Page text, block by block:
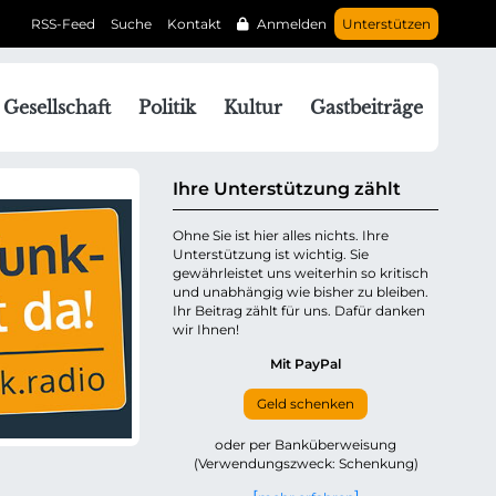
Unterstützen
Anmelden
Kontakt
Suche
RSS-Feed
Gesellschaft Politik Kultur Gastbeiträge
Ihre Unterstützung zählt
Ohne Sie ist hier alles nichts. Ihre
Unterstützung ist wichtig. Sie
gewährleistet uns weiterhin so kritisch
und unabhängig wie bisher zu bleiben.
Ihr Beitrag zählt für uns. Dafür danken
wir Ihnen!
Mit PayPal
Geld schenken
oder per Banküberweisung
(Verwendungszweck: Schenkung)